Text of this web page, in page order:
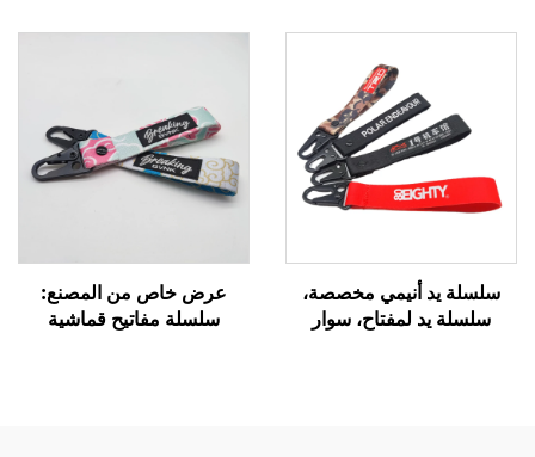
سلسلة يد أنيمي مخصصة،
سلسلة يد لمفتاح، سوار
عرض خاص من المصنع:
سلسلة مفاتيح قماشية